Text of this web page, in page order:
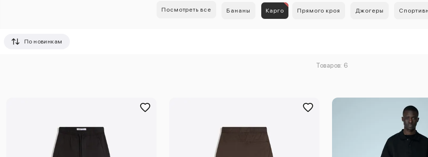
Посмотреть все Бананы Карго Прямого кроя Джогеры
По новинкам
Товаров: 6